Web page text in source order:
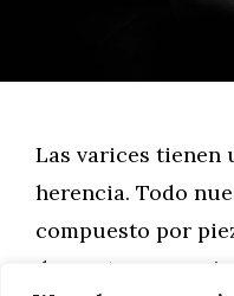
Las varices tienen
herencia. Todo
compuesto por
desgaste